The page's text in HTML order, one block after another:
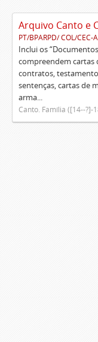
Arquivo Canto e
PT/BPARPD/ COL/CEC-
Inclui os
compreendem cartas
contratos,
sentenças, cartas de
arma...
Canto. Família ([14--?]-